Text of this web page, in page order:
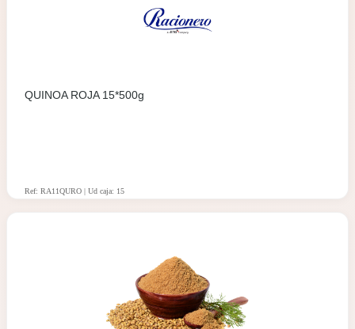
QUINOA ROJA 15*500g
Ref: RA11QURO | Ud caja: 15